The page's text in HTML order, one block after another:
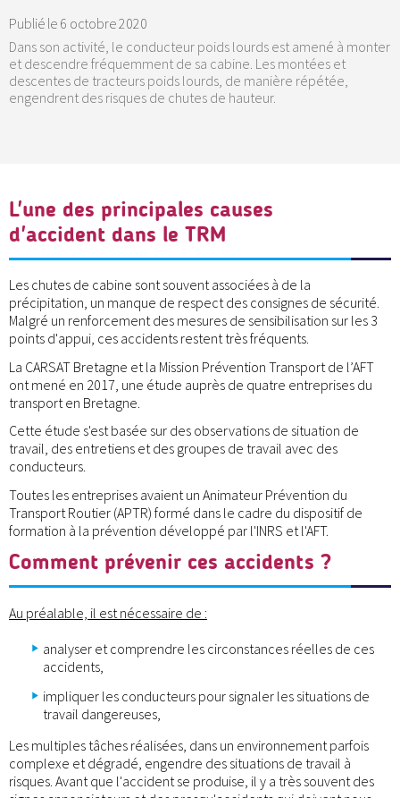
Publié le 6 octobre 2020
Dans son activité, le conducteur poids lourds est amené à monter
et descendre fréquemment de sa cabine. Les montées et
descentes de tracteurs poids lourds, de manière répétée,
engendrent des risques de chutes de hauteur.
L'une des principales causes
d'accident dans le TRM
Les chutes de cabine sont souvent associées à de la
précipitation, un manque de respect des consignes de sécurité.
Malgré un renforcement des mesures de sensibilisation sur les 3
points d'appui, ces accidents restent très fréquents.
La CARSAT Bretagne et la Mission Prévention Transport de l’AFT
ont mené en 2017, une étude auprès de quatre entreprises du
transport en Bretagne.
Cette étude s'est basée sur des observations de situation de
travail, des entretiens et des groupes de travail avec des
conducteurs.
Toutes les entreprises avaient un Animateur Prévention du
Transport Routier (APTR) formé dans le cadre du dispositif de
formation à la prévention développé par l'INRS et l'AFT.
Comment prévenir ces accidents ?
Au préalable, il est nécessaire de :
analyser et comprendre les circonstances réelles de ces
accidents,
impliquer les conducteurs pour signaler les situations de
travail dangereuses,
Les multiples tâches réalisées, dans un environnement parfois
complexe et dégradé, engendre des situations de travail à
risques. Avant que l'accident se produise, il y a très souvent des